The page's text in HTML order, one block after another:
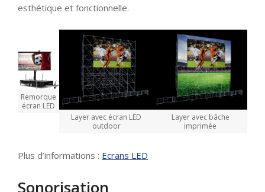
esthétique et fonctionnelle.
Remorque
écran LED
Layer avec écran LED
outdoor
Layer avec bâche
imprimée
Plus d’informations : Ecrans LED
Sonorisation